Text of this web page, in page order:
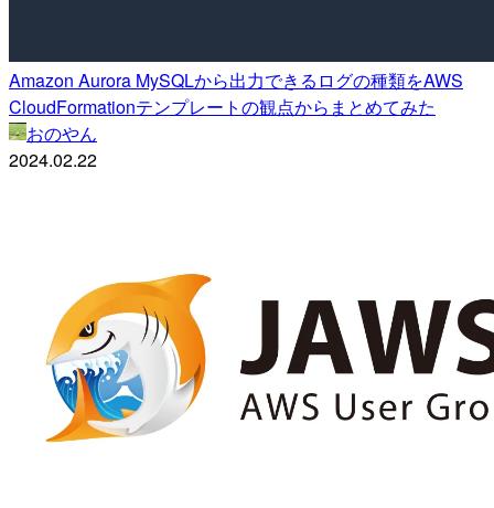
Amazon Aurora MySQLから出力できるログの種類をAWS
CloudFormationテンプレートの観点からまとめてみた
おのやん
2024.02.22